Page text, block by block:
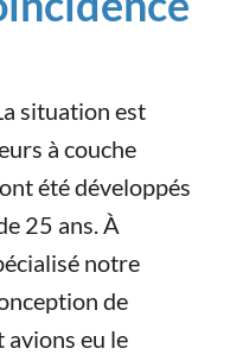
situation est
à couche
été développés
25 ans. À
notre
de
avions eu le